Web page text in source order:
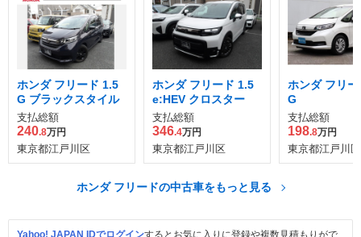
ホンダ フリード 1.5
G ブラックスタイル
支払総額
240.8万円
東京都江戸川区
ホンダ フリード 1.5
e:HEV クロスター
支払総額
346.4万円
東京都江戸川区
ホンダ フリ
G
支払総額
198.8万円
東京都江戸川区
ホンダ フリードの中古車をもっと見る
Yahoo! JAPAN IDでログインするとお気に入りに登録や複数見積もりがで